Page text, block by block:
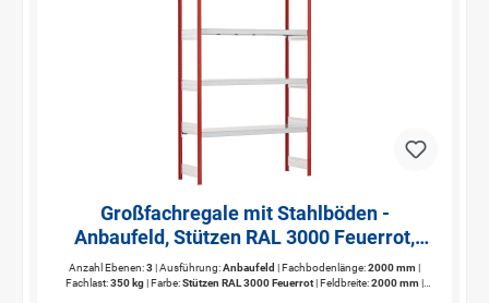
Großfachregale mit Stahlböden -
Anbaufeld, Stützen RAL 3000 Feuerrot,
übrige Regalbauteile glanzverzinkt
Anzahl Ebenen:3 | Ausführung:Anbaufeld | Fachbodenlänge:2000 mm |
Fachlast:350 kg | Farbe:Stützen RAL 3000 Feuerrot | Feldbreite:2000 mm |